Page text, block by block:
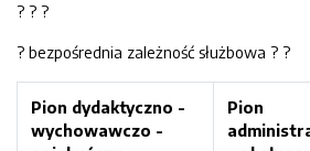
? ? ?
? bezpośrednia zależność służbowa ? ?
Pion dydaktyczno -
wychowawczo -
Pion